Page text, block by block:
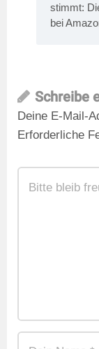
stimmt:
bei
Schreibe
Deine E-Mail-
Erforderliche